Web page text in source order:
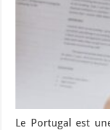
Le Portugal est